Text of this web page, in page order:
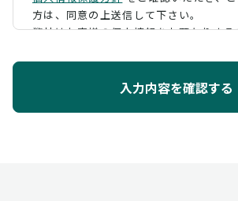
方は、同意の上送信して下さい。
弊社はお客様の個人情報をお預かりす
ように定め、保護に努めております。
入力内容を確認する